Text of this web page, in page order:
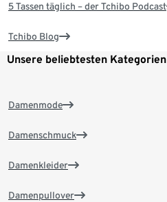
5 Tassen täglich – der Tchibo Podcast
Tchibo Blog
Unsere beliebtesten Kategorien
Damenmode
Damenschmuck
Damenkleider
Damenpullover